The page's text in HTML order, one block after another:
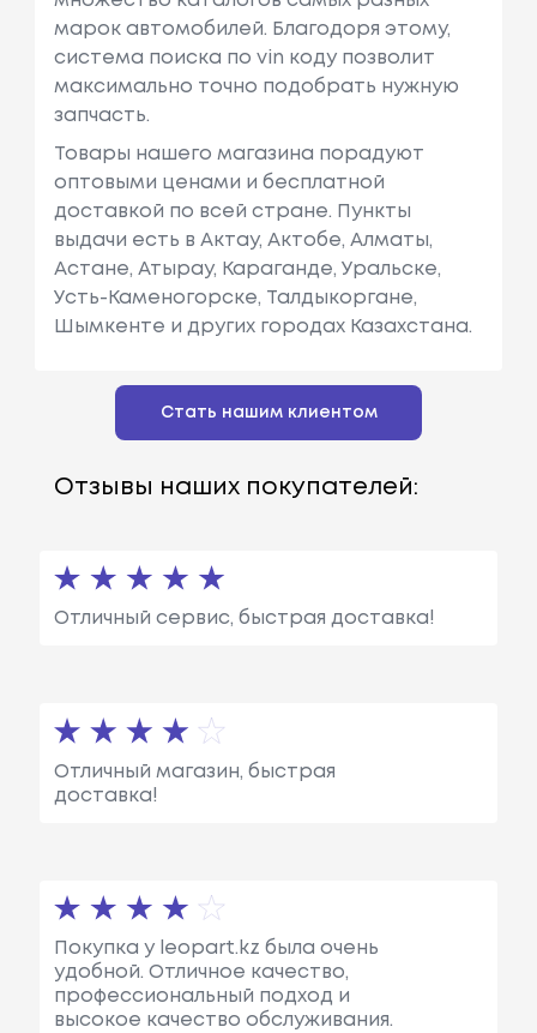
марок автомобилей. Благодоря этому,
система поиска по vin коду позволит
максимально точно подобрать нужную
запчасть.
Товары нашего магазина порадуют
оптовыми ценами и бесплатной
доставкой по всей стране. Пункты
выдачи есть в Актау, Актобе, Алматы,
Астане, Атырау, Караганде, Уральске,
Усть-Каменогорске, Талдыкоргане,
Шымкенте и других городах Казахстана.
Стать нашим клиентом
Отзывы наших покупателей:
Отличный сервис, быстрая доставка!
Отличный магазин, быстрая
доставка!
Покупка у leopart.kz была очень
удобной. Отличное качество,
профессиональный подход и
высокое качество обслуживания.